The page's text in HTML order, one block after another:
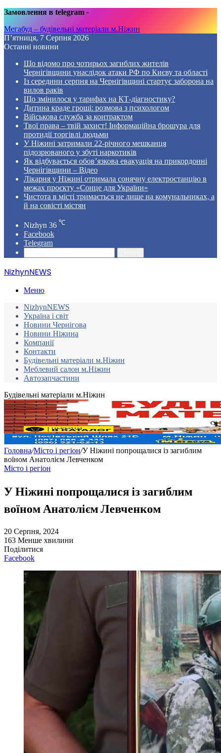
Замовлення в telegram -
Мегабуд – будівельні матеріали м.Ніжин
П’ятниця, 7 Серпня 2026
Останні новини
Що відомо про чотирьох загиблих жителів
Чернігівщини унаслідок атаки РФ по Києву та області
Із середини серпня на Чернігівщині стартує заборона на
вилов раків
Що змінилося у тарифах на КТ-діагностику?
Дитина краде гроші: розмова з психологом
Військова служба за контрактом
Твої права – твій захист! Інформаційна брошура для
протидії торгівлі людьми
У Ніжині затримали 22-річного мешканця
підозрюваного у збуті наркотиків
Як відбувається обов’язкова евакуація на прикордонні
Чернігівщини – Відео
Лікарня у Ніжині отримала сонячну електростанцію в
межах проєкту «Сонце для України»
Чистота в місті тримається не лише на комунальниках, а
й на совісті містян
Nizhyn 36 ℃
Facebook
Telegram
NizhynNEWS
Меню
NizhynNEWS
Україна і світ
Новини Чернігова
Новини Ніжина
Компанії
Контакти
Будівельні матеріали м.Ніжин
Меблевий салон м.Ніжин
Автозапчастини
Будівельні матеріали м.Ніжин
Головна/Місто і регіон/У Ніжині попрощалися із загиблим
воїном Анатолієм Левченком
Місто і регіон
У Ніжині попрощалися із загиблим
воїном Анатолієм Левченком
20 Серпня, 2024
163 Менше хвилини
Поділитися
Facebook